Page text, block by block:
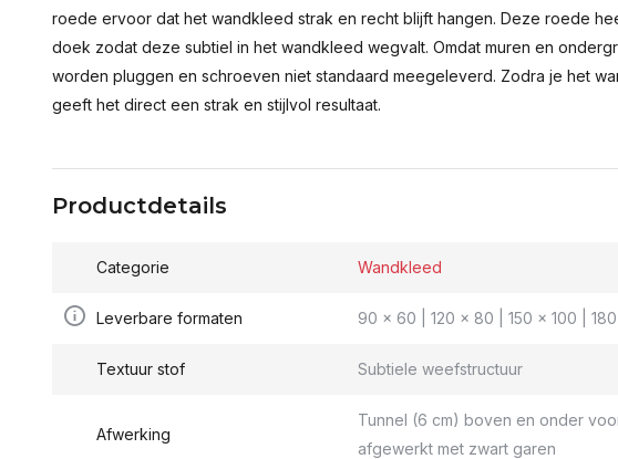
roede ervoor dat het wandkleed strak en recht blijft hangen. Deze roede
doek zodat deze subtiel in het wandkleed wegvalt. Omdat muren en
worden pluggen en schroeven niet standaard meegeleverd. Zodra je het
geeft het direct een strak en stijlvol resultaat.
Productdetails
Categorie Wandkleed
Leverbare formaten 90 x 60 | 120 x 80 | 150 x 100 |
Textuur stof Subtiele weefstructuur
Afwerking
Tunnel (6 cm) boven en onder
afgewerkt met zwart garen